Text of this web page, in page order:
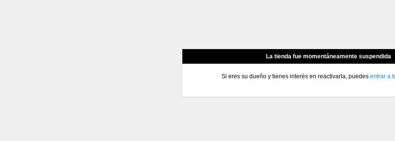
La tienda fue momentáneamente suspendida
Si eres su dueño y tienes interés en reactivarla, puedes entrar a